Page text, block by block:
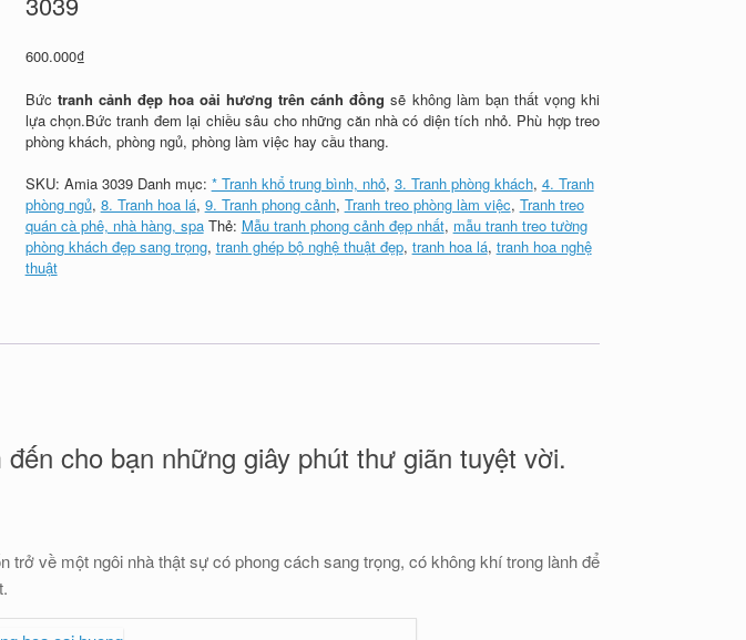
600.000₫
Bức tranh cảnh đẹp hoa oải hương trên cánh đồng sẽ không làm bạn thất vọng khi
lựa chọn.Bức tranh đem lại chiều sâu cho những căn nhà có diện tích nhỏ. Phù hợp treo
phòng khách, phòng ngủ, phòng làm việc hay cầu thang.
SKU: Amia 3039 Danh mục: * Tranh khổ trung bình, nhỏ, 3. Tranh phòng khách, 4. Tranh
phòng ngủ, 8. Tranh hoa lá, 9. Tranh phong cảnh, Tranh treo phòng làm việc, Tranh treo
quán cà phê, nhà hàng, spa Thẻ: Mẫu tranh phong cảnh đẹp nhất, mẫu tranh treo tường
phòng khách đẹp sang trọng, tranh ghép bộ nghệ thuật đẹp, tranh hoa lá, tranh hoa nghệ
thuật
cho bạn những giây phút thư giãn tuyệt vời.
về một ngôi nhà thật sự có phong cách sang trọng, có không khí trong lành để